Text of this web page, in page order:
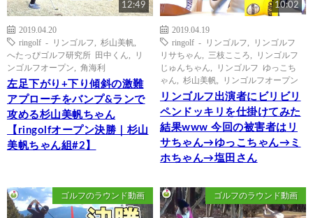
12:49
2019.04.20
ringolf - リンゴルフ
杉山美帆
へたっぴゴルフ研究所 田中くん
リ
ンゴルフオープン
角海利
左足下がり+下り傾斜の激難
アプローチをバンプ&ランで
攻める杉山美帆ちゃん
【ringolfオープン決勝｜杉山
美帆ちゃん組#2】
10:02
2019.04.19
ringolf - リンゴルフ
リンゴルフ
リサちゃん
三枝こころ
リンゴルフ
じゅんちゃん
リンゴルフ ゆっこち
ゃん
杉山美帆 リンゴルフオープン
リンゴルフ出演者にビリビリ
ペンドッキリを仕掛けてみた
結果www 今回の被害者はリ
サちゃん→ゆっこちゃん→ミ
ホちゃん→塩田さん
ゴルフのラウンド動画 ゴルフのラウンド動画